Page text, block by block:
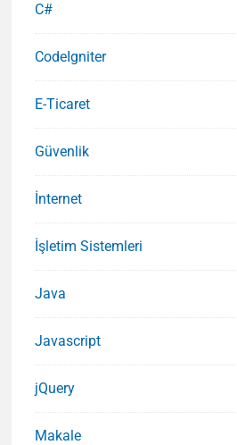
C#
CodeIgniter
E-Ticaret
Güvenlik
İnternet
İşletim Sistemleri
Java
Javascript
jQuery
Makale